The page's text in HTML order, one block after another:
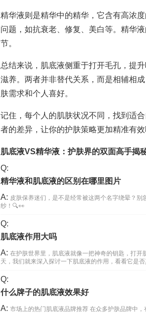
精华液则是精华中的精华，它含有高浓
问题，如抗衰老、修复、美白等。精华
节。
总结来说，肌底液侧重于打开毛孔，提
滋养。两者并非替代关系，而是相辅相
肤需求和个人喜好。
记住，每个人的肌肤状况不同，找到适
者的差异，让你的护肤策略更加精准有效
肌底液VS精华液：护肤界的双面高手揭
Q:
精华液和肌底液的区别在哪里图片
A: 皮肤保养迷们，是不是经常被这两个名字绕晕？
纱！🔍👀
Q:
肌底液作用大吗
A: 在护肤世界里，肌底液就像一把神奇的钥匙，打
天，我们就来深入探讨一下肌底液的作用，看看它是否
Q:
什么牌子的肌底液效果好
A: 市场上的热门肌底液品牌推荐 在众多护肤品牌中